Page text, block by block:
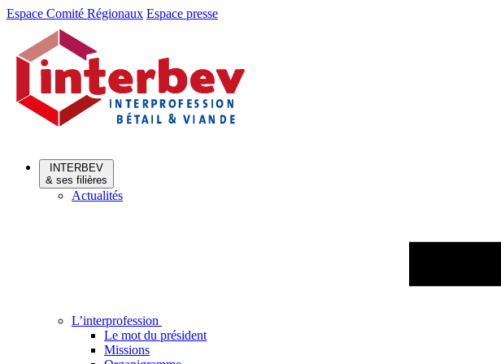
Aller
Aller
contenu
Espace Comité Régionaux Espace presse
INTERBEV
& ses filières
Actualités
L’interprofession
Le mot du président
Missions